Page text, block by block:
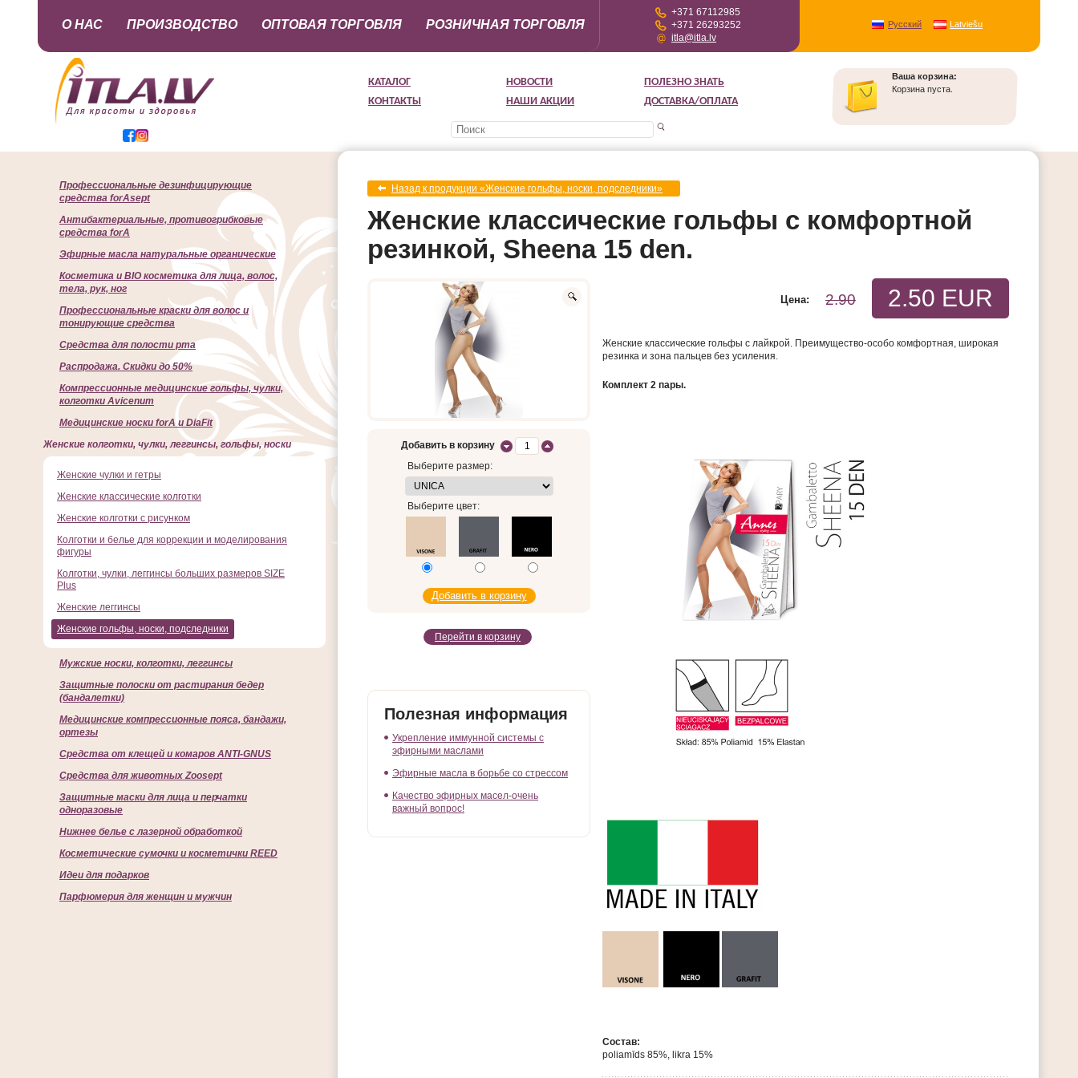
КАТАЛОГ НОВОСТИ
ПОЛЕЗНО ЗНАТЬ
КОНТАКТЫ
НАШИ АКЦИИ ДОСТАВКА/ОПЛАТА
Ваша корзина:
Корзина пуста.
О НАС ПРОИЗВОДСТВО ОПТОВАЯ ТОРГОВЛЯ РОЗНИЧНАЯ ТОРГОВЛЯ
+371 67112985
+371 26293252
itla@itla.lv
Русский Latviešu
Назад к продукции «Женские гольфы, носки, подследники»
Женские классические гольфы с комфортной
резинкой, Sheena 15 den.
Добавить в корзину
Выберите размер:
Выберите цвет:
Перейти в корзину
Полезная информация
Укрепление иммунной системы с
эфирными маслами
Эфирные масла в борьбе со стрессом
Качество эфирных масел-очень
важный вопрос!
2.50 EUR
2.90
Цена:
Женские классические гольфы с лайкрой. Преимущество-особо комфортная, широкая
резинка и зона пальцев без усиления.
Комплект 2 пары.
Состав:
poliamīds 85%, likra 15%
Профессиональные дезинфицирующие
средства forAsept
Антибактериальные, противогрибковые
средства forA
Эфирные масла натуральные органические
Косметика и BIO косметика для лица, волос,
тела, рук, ног
Профессиональные краски для волос и
тонирующие средства
Cредства для полости рта
Распродажа. Скидки до 50%
Компрессионные медицинские гольфы, чулки,
колготки Avicenum
Медицинские носки forA и DiaFit
Женские колготки, чулки, леггинсы, гольфы, носки
Женские чулки и гетры
Женские классические колготки
Женские колготки с рисунком
Колготки и белье для коррекции и моделирования
фигуры
Колготки, чулки, леггинсы больших размеров SIZE
Plus
Женские леггинсы
Женские гольфы, носки, подследники
Мужские носки, колготки, леггинсы
Защитные полоски от растирания бедер
(бандалетки)
Медицинские компрессионные пояса, бандажи,
ортезы
Средства от клещей и комаров ANTI-GNUS
Средства для животных Zoosept
Защитные маски для лица и перчатки
одноразовые
Нижнее белье с лазерной обработкой
Косметические сумочки и косметички REED
Идеи для подарков
Парфюмерия для женщин и мужчин